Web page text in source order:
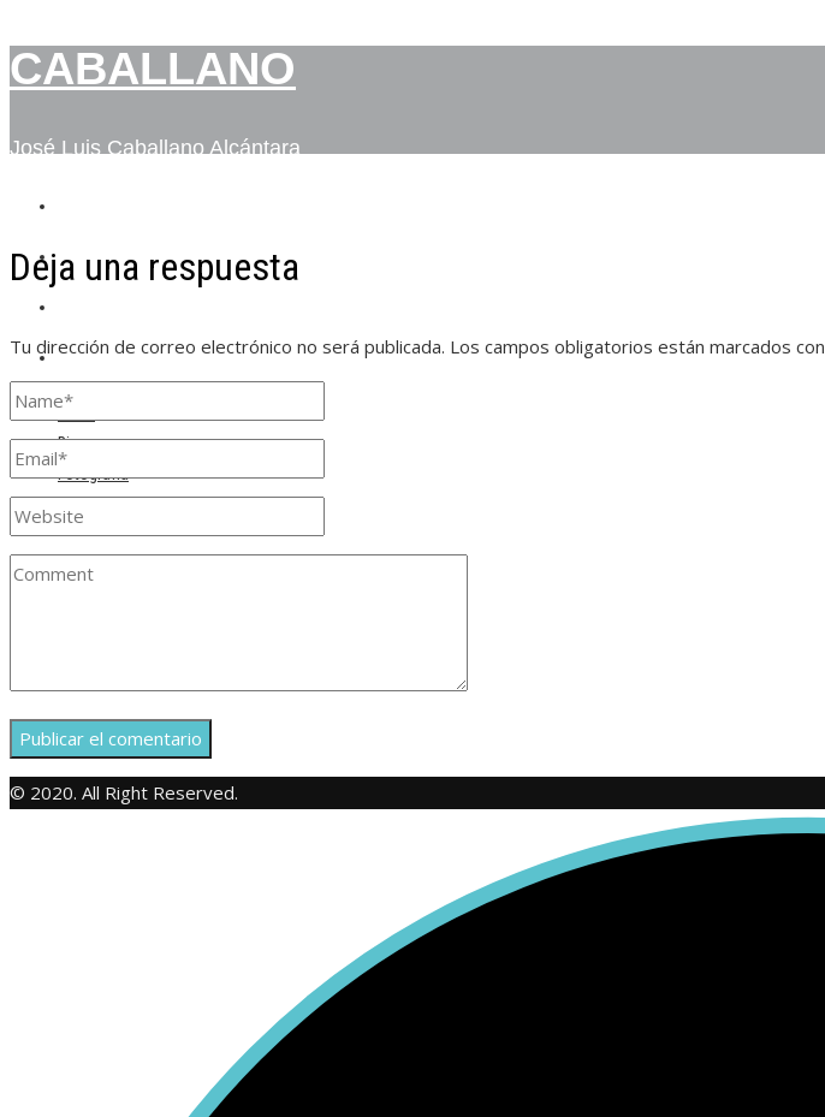
CABALLANO
José Luis Caballano Alcántara
BIO
CONTACTO
Inicio
Bio
Fotografía
Contacto
Deja una respuesta
Tu dirección de correo electrónico no será publicada. Los campos obligatorios están marcados con
© 2020. All Right Reserved.